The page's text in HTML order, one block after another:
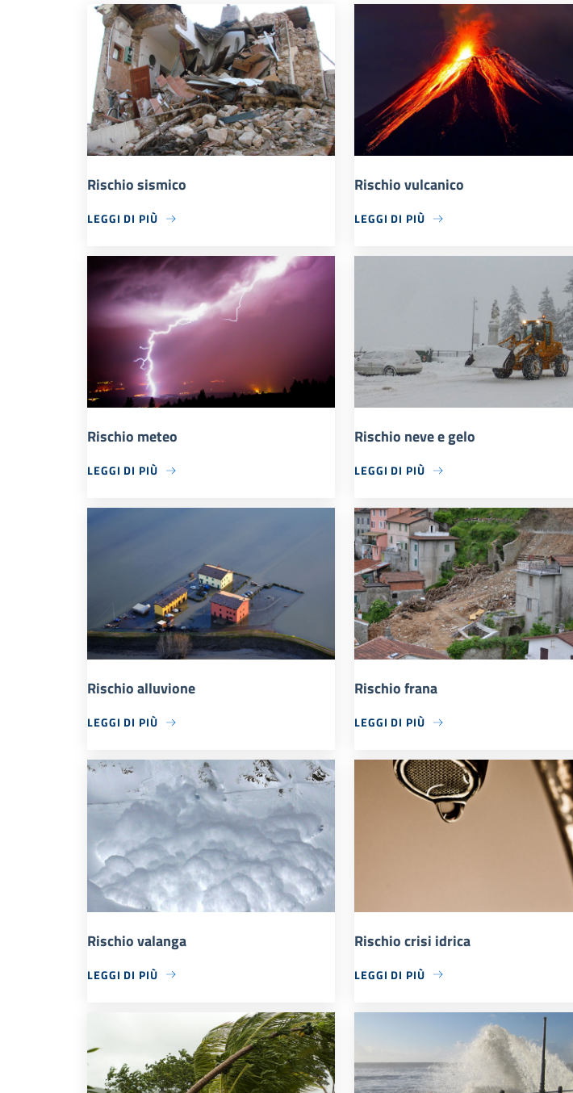
Rischio sismico
LEGGI DI PIÙ
Rischio vulcanico
LEGGI DI PIÙ
Rischio meteo
LEGGI DI PIÙ
Rischio neve e gelo
LEGGI DI PIÙ
Rischio alluvione
LEGGI DI PIÙ
Rischio frana
LEGGI DI PIÙ
Rischio valanga
LEGGI DI PIÙ
Rischio crisi idrica
LEGGI DI PIÙ